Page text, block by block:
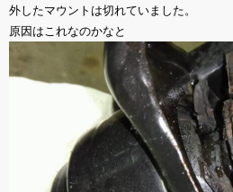
外したマウントは切れていました。
原因はこれなのかなと